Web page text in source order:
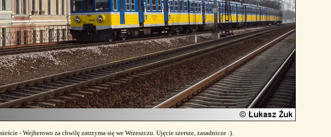
- Wejherowo za chwilę zatrzyma się we Wrzeszczu. Ujęcie szersze, zasadnicze :).